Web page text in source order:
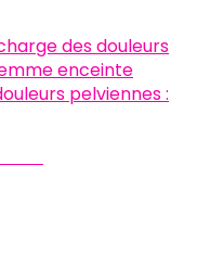
des douleurs
enceinte
pelviennes :